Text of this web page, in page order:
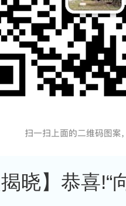
晓】恭喜!“